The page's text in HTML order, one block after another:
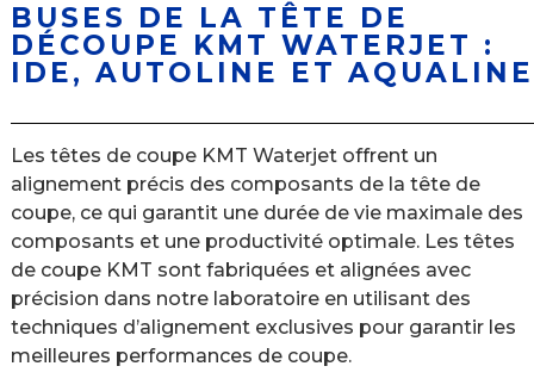
BUSES DE LA TÊTE DE
DÉCOUPE KMT WATERJET :
IDE, AUTOLINE ET AQUALINE
Les têtes de coupe KMT Waterjet offrent un
alignement précis des composants de la tête de
coupe, ce qui garantit une durée de vie maximale des
composants et une productivité optimale. Les têtes
de coupe KMT sont fabriquées et alignées avec
précision dans notre laboratoire en utilisant des
techniques d’alignement exclusives pour garantir les
meilleures performances de coupe.